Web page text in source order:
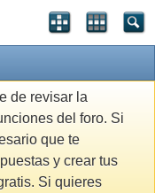
de revisar la
del foro. Si
que te
y crear tus
Si quieres